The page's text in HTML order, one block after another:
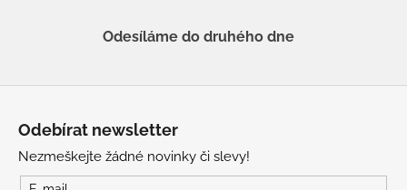
Odesíláme do druhého dne
Odebírat newsletter
Nezmeškejte žádné novinky či slevy!